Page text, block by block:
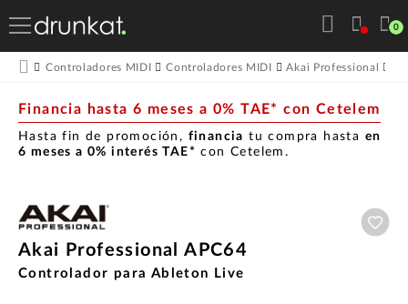
0
Controladores MIDI Controladores MIDI Akai Professional
Financia hasta 6 meses a 0% TAE* con Cetelem
Hasta fin de promoción, financia tu compra hasta en
6 meses a 0% interés TAE* con Cetelem.
Akai Professional APC64
Controlador para Ableton Live